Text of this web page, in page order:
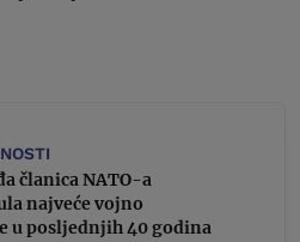
članica NATO-a
najveće vojno
u posljednjih 40 godina